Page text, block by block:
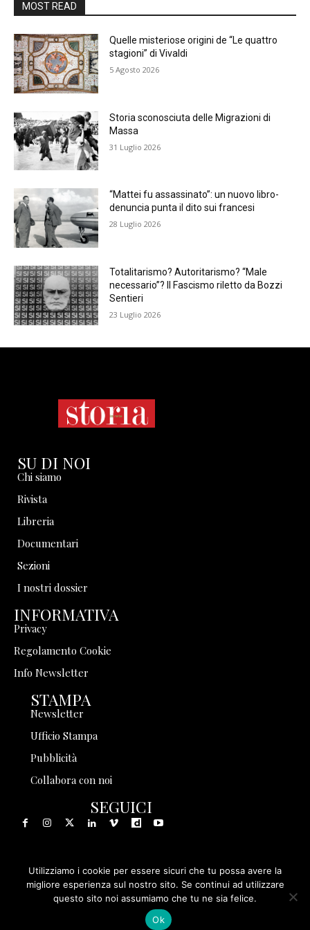
MOST READ
Quelle misteriose origini de “Le quattro
stagioni” di Vivaldi
5 Agosto 2026
Storia sconosciuta delle Migrazioni di
Massa
31 Luglio 2026
“Mattei fu assassinato”: un nuovo libro-
denuncia punta il dito sui francesi
28 Luglio 2026
Totalitarismo? Autoritarismo? “Male
necessario”? Il Fascismo riletto da Bozzi
Sentieri
23 Luglio 2026
SU DI NOI
Chi siamo
Rivista
Libreria
Documentari
Sezioni
I nostri dossier
INFORMATIVA
Privacy
Regolamento Cookie
Info Newsletter
STAMPA
Newsletter
Ufficio Stampa
Pubblicità
Collabora con noi
SEGUICI
© 1999 - 2025 Storia in Rete Srl - Tutti i diritti riservati - P.
IVA 08570971005
Utilizziamo i cookie per essere sicuri che tu possa avere la
migliore esperienza sul nostro sito. Se continui ad utilizzare
questo sito noi assumiamo che tu ne sia felice.
Ok